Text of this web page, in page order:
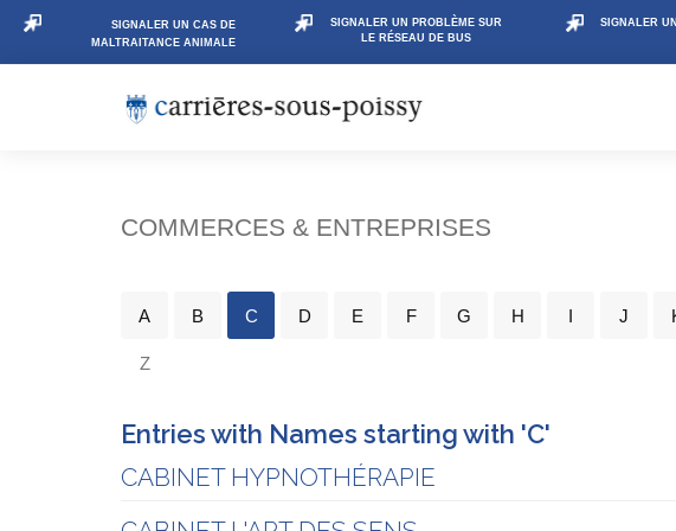
SIGNALER UN CAS DE
MALTRAITANCE ANIMALE
SIGNALER UN PROBLÈME SUR
LE RÉSEAU DE BUS
SIGNALER
COMMERCES & ENTREPRISES
A B C D E F G H I J
Z
Entries with Names starting with 'C'
CABINET HYPNOTHÉRAPIE